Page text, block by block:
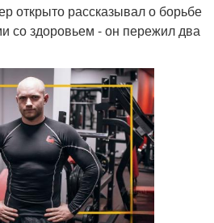
открыто рассказывал о борьбе
со здоровьем - он пережил два